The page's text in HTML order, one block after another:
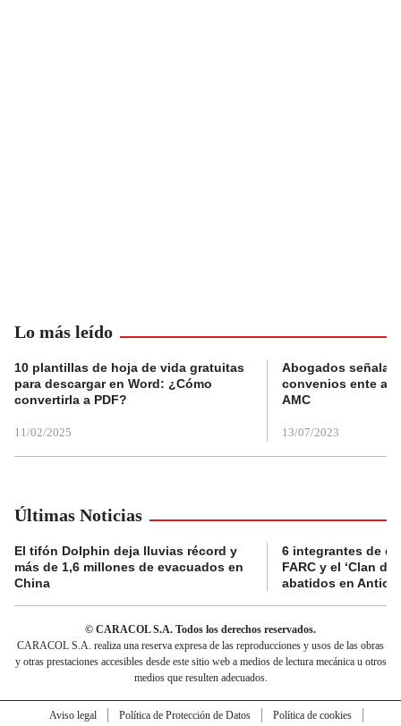
Lo más leído
10 plantillas de hoja de vida gratuitas
para descargar en Word: ¿Cómo
convertirla a PDF?
11/02/2025
Abogados
convenios ente
AMC
13/07/2023
Últimas Noticias
El tifón Dolphin deja lluvias récord y
más de 1,6 millones de evacuados en
China
6 integrantes de
FARC y el ‘Clan
abatidos en
© CARACOL S.A. Todos los derechos reservados.
CARACOL S.A. realiza una reserva expresa de las reproducciones y usos de las obras
y otras prestaciones accesibles desde este sitio web a medios de lectura mecánica u otros
medios que resulten adecuados.
Aviso legal Política de Protección de Datos
Política de cookies